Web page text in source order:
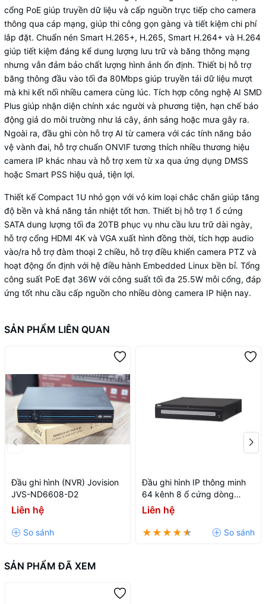
cổng PoE giúp truyền dữ liệu và cấp nguồn trực tiếp cho camera
thông qua cáp mạng, giúp thi công gọn gàng và tiết kiệm chi phí
lắp đặt. Chuẩn nén Smart H.265+, H.265, Smart H.264+ và H.264
giúp tiết kiệm đáng kể dung lượng lưu trữ và băng thông mạng
nhưng vẫn đảm bảo chất lượng hình ảnh ổn định. Thiết bị hỗ trợ
băng thông đầu vào tối đa 80Mbps giúp truyền tải dữ liệu mượt
mà khi kết nối nhiều camera cùng lúc. Tích hợp công nghệ AI SMD
Plus giúp nhận diện chính xác người và phương tiện, hạn chế báo
động giả do môi trường như lá cây, ánh sáng hoặc mưa gây ra.
Ngoài ra, đầu ghi còn hỗ trợ AI từ camera với các tính năng bảo
vệ vành đai, hỗ trợ chuẩn ONVIF tương thích nhiều thương hiệu
camera IP khác nhau và hỗ trợ xem từ xa qua ứng dụng DMSS
hoặc Smart PSS hiệu quả, tiện lợi.
Thiết kế Compact 1U nhỏ gọn với vỏ kim loại chắc chắn giúp tăng
độ bền và khả năng tản nhiệt tốt hơn. Thiết bị hỗ trợ 1 ổ cứng
SATA dung lượng tối đa 20TB phục vụ nhu cầu lưu trữ dài ngày,
hỗ trợ cổng HDMI 4K và VGA xuất hình đồng thời, tích hợp audio
vào/ra hỗ trợ đàm thoại 2 chiều, hỗ trợ điều khiển camera PTZ và
hoạt động ổn định với hệ điều hành Embedded Linux bền bỉ. Tổng
công suất PoE đạt 36W với công suất tối đa 25.5W mỗi cổng, đáp
ứng tốt nhu cầu cấp nguồn cho nhiều dòng camera IP hiện nay.
SẢN PHẨM LIÊN QUAN
Đầu ghi hình (NVR) Jovision
JVS-ND6608-D2
Liên hệ
Đầu ghi hình IP thông minh
64 kênh 8 ổ cứng dòng
WIZMIND DHI-NVR608H-
Liên hệ
SẢN PHẨM ĐÃ XEM